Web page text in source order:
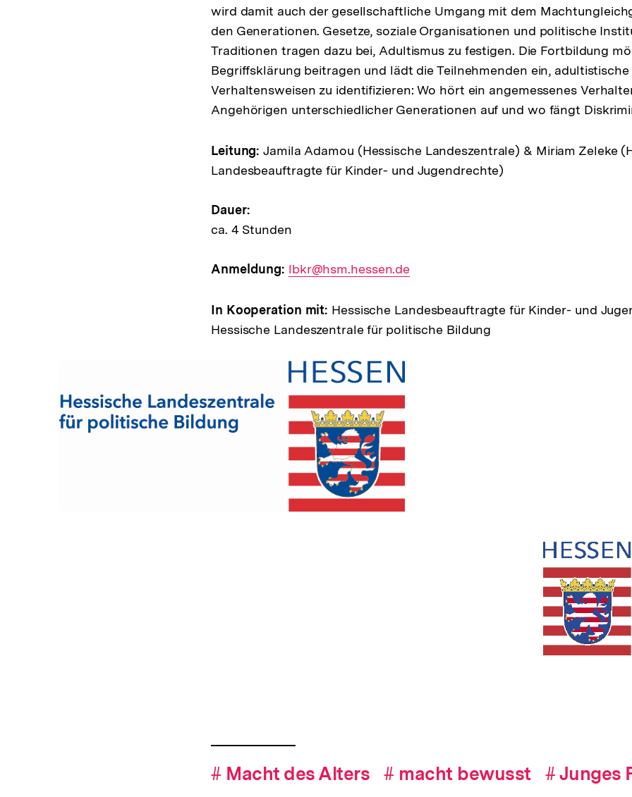
wird damit auch der gesellschaftliche Umgang mit dem
den Generationen. Gesetze, soziale Organisationen und politische
Traditionen tragen dazu bei, Adultismus zu festigen. Die Fortbildung
Begriffsklärung beitragen und lädt die Teilnehmenden ein, adultistische
Verhaltensweisen zu identifizieren: Wo hört ein angemessenes
Angehörigen unterschiedlicher Generationen auf und wo fängt
Leitung: Jamila Adamou (Hessische Landeszentrale) & Miriam Zeleke
Landesbeauftragte für Kinder- und Jugendrechte)
Dauer:
ca. 4 Stunden
Anmeldung: E-
Link:
lbkr@hsm.hessen.de
In Kooperation mit: Hessische Landesbeauftragte für Kinder- und
Hessische Landeszentrale für politische Bildung
Hashtag-
Navigation
# Hashtag
Macht des Alters # Hashtag
macht bewusst #Hashtag
Junges